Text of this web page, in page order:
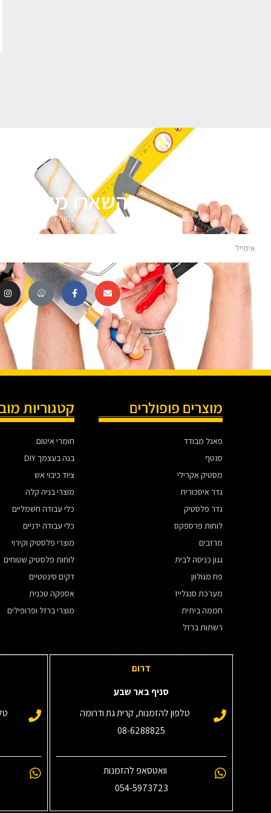
השארו מעודכנים
מעוניינים לקבל עדכונים על מבצעים והנחות הירשמו
מוצרים פופולרים
פאנל מבודד
סנטף
מסטיק אקרילי
גדר איסכורית
גדר פלסטיק
לוחות פרספקס
מרזבים
גגון כניסה לבית
פח מגולוון
מערכת סנגלייז
חממה ביתית
רשתות ברזל
קטגוריות
חומרי איטום
בנה בעצמך DIY
ציוד כיבוי אש
מוצרי בניה קלה
כלי עבודה חשמליים
כלי עבודה ידניים
מוצרי פלסטיק וקירוי
לוחות פלסטיק שטוחים
דקים סינטטיים
אספקה טכנית
מוצרי ברזל ופרופילים
דרום
סניף באר שבע
טלפון להזמנות, קרית גת ודרומה
08-6288825
וואטסאפ להזמנות
054-5973723